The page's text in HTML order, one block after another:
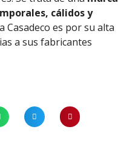
cálidos y
Casadeco es por su alta
a sus fabricantes